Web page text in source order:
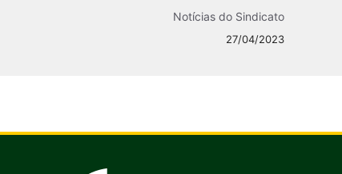
Notícias do Sindicato
27/04/2023